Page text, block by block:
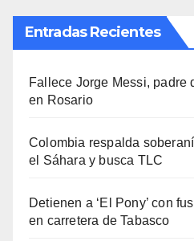
Entradas Recientes
Fallece Jorge Messi, padre
en Rosario
Colombia respalda
el Sáhara y busca TLC
Detienen a ‘El Pony’ con
en carretera de Tabasco